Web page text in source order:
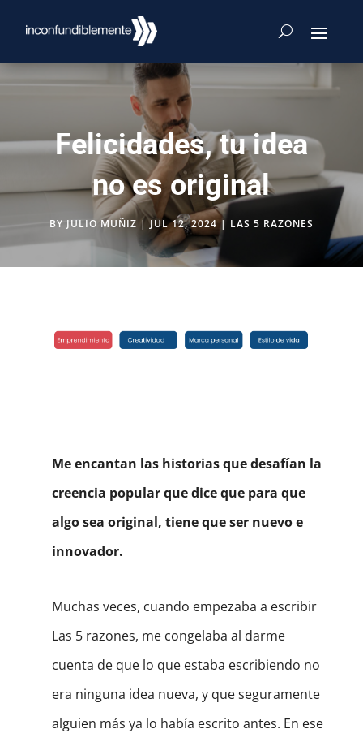
Felicidades, tu idea
no es original
BY JULIO MUÑIZ |JUL 12, 2024| LAS 5 RAZONES
Me encantan las historias que desafían la
creencia popular que dice que para que
algo sea original, tiene que ser nuevo e
innovador.
Muchas veces, cuando empezaba a escribir
Las 5 razones, me congelaba al darme
cuenta de que lo que estaba escribiendo no
era ninguna idea nueva, y que seguramente
alguien más ya lo había escrito antes. En ese